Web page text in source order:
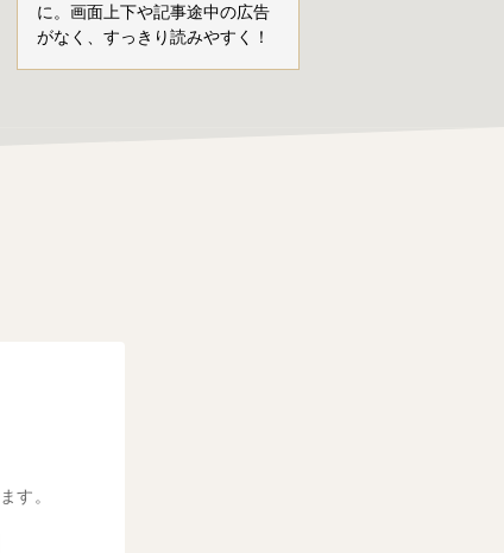
に。画面上下や記事途中の広告
がなく、すっきり読みやすく！
す。